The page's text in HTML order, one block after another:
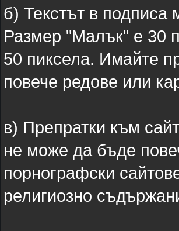
б) Текстът в
Размер "Малък" е 30
50 пиксела. Имайте
повече редове или
в) Препратки към
не може да бъде
порнографски
религиозно